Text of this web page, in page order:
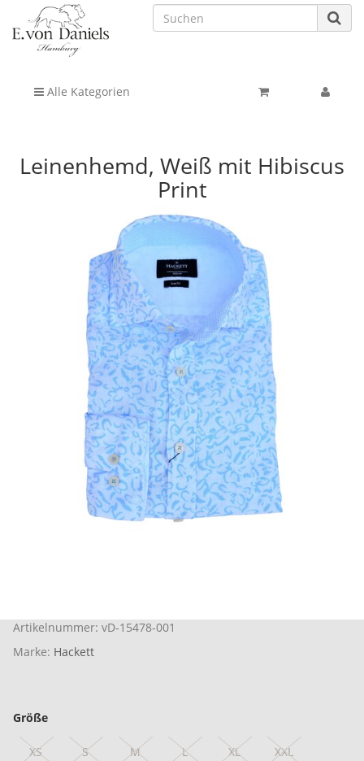
Alle Kategorien
Leinenhemd, Weiß mit Hibiscus
Print
Artikelnummer: vD-15478-001
Marke: Hackett
Größe
XS S M L XL XXL